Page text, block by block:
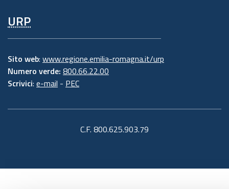
URP
Sito web: www.regione.emilia-romagna.it/urp
Numero verde: 800.66.22.00
Scrivici: e-mail - PEC
C.F. 800.625.903.79